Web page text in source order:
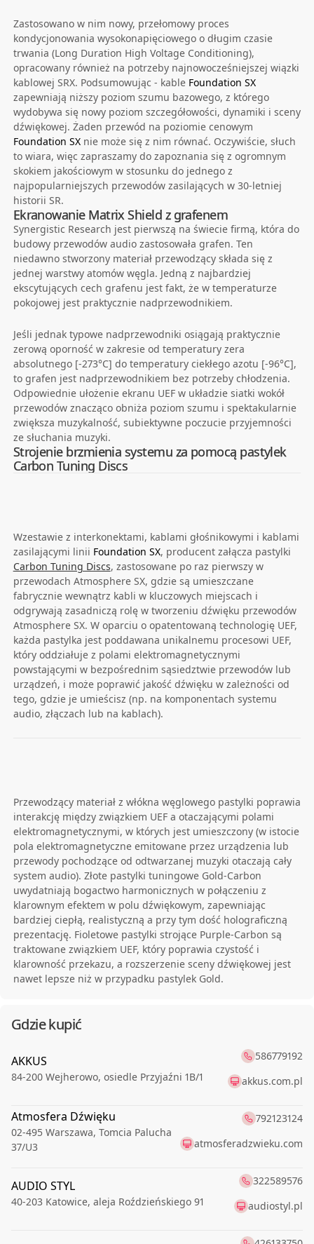
Zastosowano w nim nowy, przełomowy proces
kondycjonowania wysokonapięciowego o długim czasie
trwania (Long Duration High Voltage Conditioning),
opracowany również na potrzeby najnowocześniejszej wiązki
kablowej SRX. Podsumowując - kable Foundation SX
zapewniają niższy poziom szumu bazowego, z którego
wydobywa się nowy poziom szczegółowości, dynamiki i sceny
dźwiękowej. Żaden przewód na poziomie cenowym
Foundation SXnie może się z nim równać. Oczywiście, słuch
to wiara, więc zapraszamy do zapoznania się z ogromnym
skokiem jakościowym w stosunku do jednego z
najpopularniejszych przewodów zasilających w 30-letniej
historii SR.
Ekranowanie Matrix Shield z grafenem
Synergistic Research jest pierwszą na świecie firmą, która do
budowy przewodów audio zastosowała grafen. Ten
niedawno stworzony materiał przewodzący składa się z
jednej warstwy atomów węgla. Jedną z najbardziej
ekscytujących cech grafenu jest fakt, że w temperaturze
pokojowej jest praktycznie nadprzewodnikiem.
Jeśli jednak typowe nadprzewodniki osiągają praktycznie
zerową oporność w zakresie od temperatury zera
absolutnego [-273°C] do temperatury ciekłego azotu [-96°C],
to grafen jest nadprzewodnikiem bez potrzeby chłodzenia.
Odpowiednie ułożenie ekranu UEF w układzie siatki wokół
przewodów znacząco obniża poziom szumu i spektakularnie
zwiększa muzykalność, subiektywne poczucie przyjemności
ze słuchania muzyki.
Strojenie brzmienia systemu za pomocą pastylek
Carbon Tuning Discs
Wzestawie z interkonektami, kablami głośnikowymi i kablami
zasilającymi linii Foundation SX, producent załącza pastylki
Carbon Tuning Discs, zastosowane po raz pierwszy w
przewodach Atmosphere SX, gdzie są umieszczane
fabrycznie wewnątrz kabli w kluczowych miejscach i
odgrywają zasadniczą rolę w tworzeniu dźwięku przewodów
Atmosphere SX. W oparciu o opatentowaną technologię UEF,
każda pastylka jest poddawana unikalnemu procesowi UEF,
który oddziałuje z polami elektromagnetycznymi
powstającymi w bezpośrednim sąsiedztwie przewodów lub
urządzeń, i może poprawić jakość dźwięku w zależności od
tego, gdzie je umieścisz (np. na komponentach systemu
audio, złączach lub na kablach).
Przewodzący materiał z włókna węglowego pastylki poprawia
interakcję między związkiem UEF a otaczającymi polami
elektromagnetycznymi, w których jest umieszczony (w istocie
pola elektromagnetyczne emitowane przez urządzenia lub
przewody pochodzące od odtwarzanej muzyki otaczają cały
system audio). Złote pastylki tuningowe Gold-Carbon
uwydatniają bogactwo harmonicznych w połączeniu z
klarownym efektem w polu dźwiękowym, zapewniając
bardziej ciepłą, realistyczną a przy tym dość holograficzną
prezentację. Fioletowe pastylki strojące Purple-Carbon są
traktowane związkiem UEF, który poprawia czystość i
klarowność przekazu, a rozszerzenie sceny dźwiękowej jest
nawet lepsze niż w przypadku pastylek Gold.
Gdzie kupić
AKKUS
84-200 Wejherowo, osiedle Przyjaźni 1B/1
586779192
akkus.com.pl
Atmosfera Dźwięku
02-495 Warszawa, Tomcia Palucha
37/U3
792123124
atmosferadzwieku.com
AUDIO STYL
40-203 Katowice, aleja Roździeńskiego 91
322589576
audiostyl.pl